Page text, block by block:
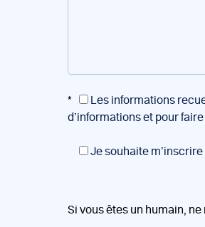
*
Les informations
d’informations et pour
Je souhaite
Si vous êtes un humain,